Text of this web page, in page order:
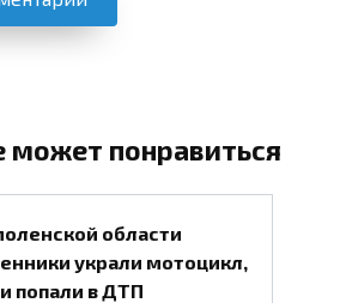
может понравиться
области
украли мотоцикл,
и попали в ДТП